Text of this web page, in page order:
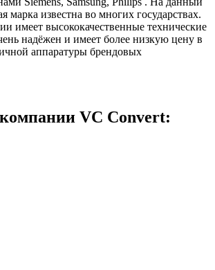
марка известна во многих государствах.
имеет высококачественные технические
надёжен и имеет более низкую цену в
аппаратуры брендовых
VC Convert: